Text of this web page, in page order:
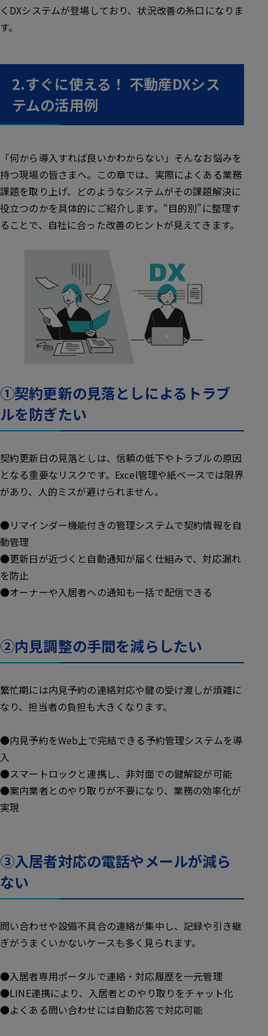
くDXシステムが登場しており、状況改善の糸口になりま
す。
2.すぐに使える！ 不動産DXシス
テムの活用例
「何から導入すれば良いかわからない」そんなお悩みを
持つ現場の皆さまへ。この章では、実際によくある業務
課題を取り上げ、どのようなシステムがその課題解決に
役立つのかを具体的にご紹介します。“目的別”に整理す
ることで、自社に合った改善のヒントが見えてきます。
①契約更新の見落としによるトラブ
ルを防ぎたい
契約更新日の見落としは、信頼の低下やトラブルの原因
となる重要なリスクです。Excel管理や紙ベースでは限界
があり、人的ミスが避けられません。
●リマインダー機能付きの管理システムで契約情報を自
動管理
●更新日が近づくと自動通知が届く仕組みで、対応漏れ
を防止
●オーナーや入居者への通知も一括で配信できる
②内見調整の手間を減らしたい
繁忙期には内見予約の連絡対応や鍵の受け渡しが煩雑に
なり、担当者の負担も大きくなります。
●内見予約をWeb上で完結できる予約管理システムを導
入
●スマートロックと連携し、非対面での鍵解錠が可能
●案内業者とのやり取りが不要になり、業務の効率化が
実現
③入居者対応の電話やメールが減ら
ない
問い合わせや設備不具合の連絡が集中し、記録や引き継
ぎがうまくいかないケースも多く見られます。
●入居者専用ポータルで連絡・対応履歴を一元管理
●LINE連携により、入居者とのやり取りをチャット化
●よくある問い合わせには自動応答で対応可能